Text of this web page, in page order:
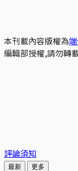
本刊載內容版權為
編輯部授權,請勿轉
評論須知
最新 更多